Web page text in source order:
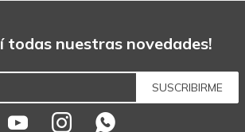
todas nuestras novedades!
SUSCRIBIRME
  